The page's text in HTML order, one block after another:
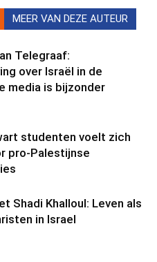
MEER VAN DEZE AUTEUR
Telegraaf:
over Israël in de
media is bijzonder
studenten voelt zich
pro-Palestijnse
Shadi Khalloul: Leven als
in Israel